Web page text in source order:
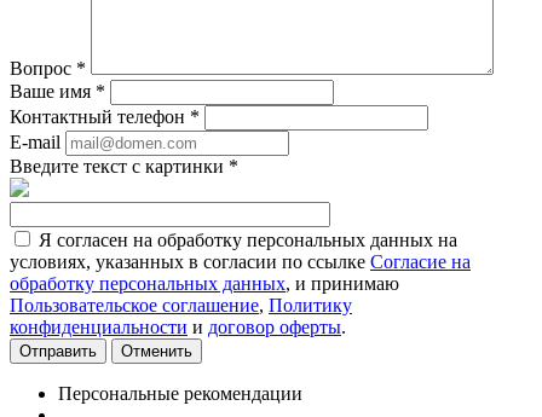
Вопрос *
Ваше имя *
Контактный телефон *
E-mail
Введите текст с картинки *
Я согласен на обработку персональных данных на
условиях, указанных в согласии по ссылке Согласие на
обработку персональных данных, и принимаю
Пользовательское соглашение, Политику
конфиденциальности и договор оферты.
Отменить
Персональные рекомендации